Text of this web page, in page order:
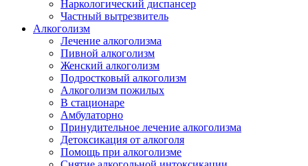
Наркологический диспансер
Частный вытрезвитель
Алкоголизм
Лечение алкоголизма
Пивной алкоголизм
Женский алкоголизм
Подростковый алкоголизм
Алкоголизм пожилых
В стационаре
Амбулаторно
Принудительное лечение алкоголизма
Детоксикация от алкоголя
Помощь при алкоголизме